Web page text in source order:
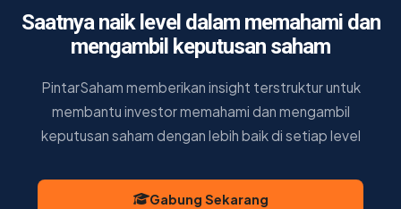
Saatnya naik level dalam memahami dan
mengambil keputusan saham
PintarSaham memberikan insight terstruktur untuk
membantu investor memahami dan mengambil
keputusan saham dengan lebih baik di setiap level
Gabung Sekarang